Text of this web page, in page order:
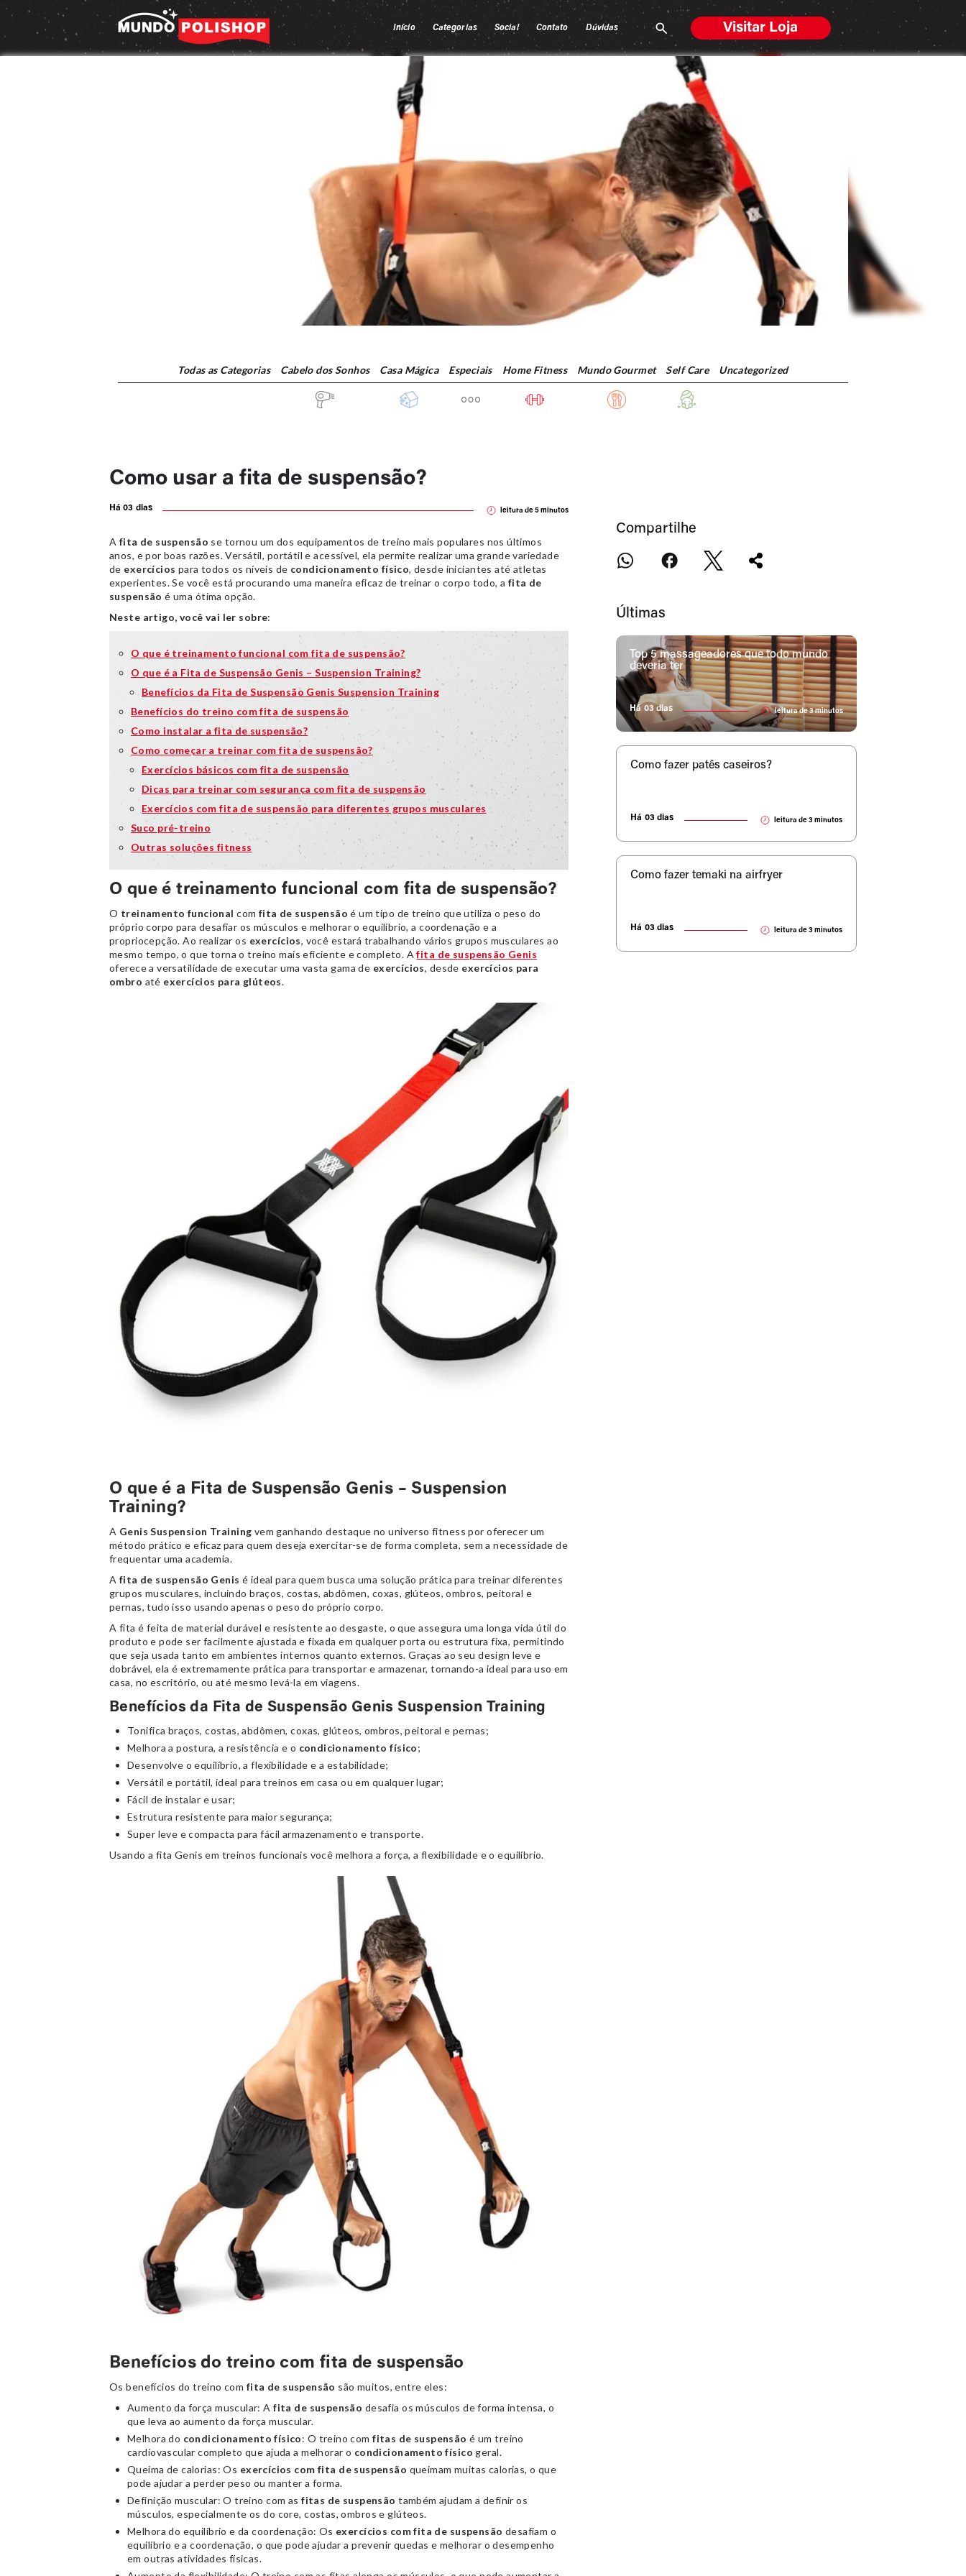
Início Categorias Social Contato Dúvidas Visitar Loja
Todas as Categorias Cabelo dos Sonhos Casa Mágica Especiais Home Fitness Mundo Gourmet Self Care Uncategorized
Como usar a fita de suspensão?
Há 03 dias leitura de 5 minutos
A fita de suspensão se tornou um dos equipamentos de treino mais populares nos últimos
anos, e por boas razões. Versátil, portátil e acessível, ela permite realizar uma grande variedade
de exercícios para todos os níveis de condicionamento físico, desde iniciantes até atletas
experientes. Se você está procurando uma maneira eficaz de treinar o corpo todo, a fita de
suspensão é uma ótima opção.
Neste artigo, você vai ler sobre:
O que é treinamento funcional com fita de suspensão?
O que é a Fita de Suspensão Genis – Suspension Training?
Benefícios da Fita de Suspensão Genis Suspension Training
Benefícios do treino com fita de suspensão
Como instalar a fita de suspensão?
Como começar a treinar com fita de suspensão?
Exercícios básicos com fita de suspensão
Dicas para treinar com segurança com fita de suspensão
Exercícios com fita de suspensão para diferentes grupos musculares
Suco pré-treino
Outras soluções fitness
O que é treinamento funcional com fita de suspensão?
O treinamento funcionalcom fita de suspensão é um tipo de treino que utiliza o peso do
próprio corpo para desafiar os músculos e melhorar o equilíbrio, a coordenação e a
propriocepção. Ao realizar os exercícios, você estará trabalhando vários grupos musculares ao
mesmo tempo, o que torna o treino mais eficiente e completo. Afita de suspensão Genis
oferece a versatilidade de executar uma vasta gama de exercícios, desde exercícios para
ombro até exercícios para glúteos.
O que é a Fita de Suspensão Genis – Suspension
Training?
A Genis Suspension Training vem ganhando destaque no universo fitness por oferecer um
método prático e eficaz para quem deseja exercitar-se de forma completa, sem a necessidade de
frequentar uma academia.
A fita de suspensão Genis é ideal para quem busca uma solução prática para treinar diferentes
grupos musculares, incluindo braços, costas, abdômen, coxas, glúteos, ombros, peitoral e
pernas, tudo isso usando apenas o peso do próprio corpo.
A fita é feita de material durável e resistente ao desgaste, o que assegura uma longa vida útil do
produto e pode ser facilmente ajustada e fixada em qualquer porta ou estrutura fixa, permitindo
que seja usada tanto em ambientes internos quanto externos. Graças ao seu design leve e
dobrável, ela é extremamente prática para transportar e armazenar, tornando-a ideal para uso em
casa, no escritório, ou até mesmo levá-la em viagens.
Benefícios da Fita de Suspensão Genis Suspension Training
Tonifica braços, costas, abdômen, coxas, glúteos, ombros, peitoral e pernas;
Melhora a postura, a resistência e o condicionamento físico;
Desenvolve o equilíbrio, a flexibilidade e a estabilidade;
Versátil e portátil, ideal para treinos em casa ou em qualquer lugar;
Fácil de instalar e usar;
Estrutura resistente para maior segurança;
Super leve e compacta para fácil armazenamento e transporte.
Usando a fita Genis em treinos funcionais você melhora a força, a flexibilidade e o equilíbrio.
Benefícios do treino com fita de suspensão
Os benefícios do treino com fita de suspensão são muitos, entre eles:
Aumento da força muscular: Afita de suspensão desafia os músculos de forma intensa, o
que leva ao aumento da força muscular.
Melhora do condicionamento físico: O treino com fitas de suspensão é um treino
cardiovascular completo que ajuda a melhorar o condicionamento físico geral.
Queima de calorias: Os exercícios com fita de suspensão queimam muitas calorias, o que
pode ajudar a perder peso ou manter a forma.
Definição muscular: O treino com asfitas de suspensão também ajudam a definir os
músculos, especialmente os do core, costas, ombros e glúteos.
Melhora do equilíbrio e da coordenação: Os exercícios com fita de suspensão desafiam o
equilíbrio e a coordenação, o que pode ajudar a prevenir quedas e melhorar o desempenho
em outras atividades físicas.
Compartilhe
Últimas
Top 5 massageadores que todo mundo
deveria ter
Há 03 dias leitura de 3 minutos
Como fazer patês caseiros?
Há 03 dias leitura de 3 minutos
Como fazer temaki na airfryer
Há 03 dias leitura de 3 minutos